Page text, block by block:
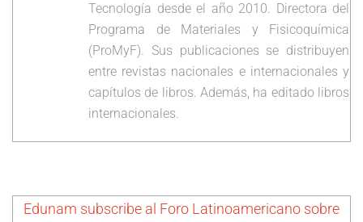
Tecnología desde el año 2010. Directora del
Programa de Materiales y Fisicoquímica
(ProMyF). Sus publicaciones se distribuyen
entre revistas nacionales e internacionales y
capítulos de libros. Además, ha editado libros
internacionales.
Edunam subscribe al Foro Latinoamericano sobre